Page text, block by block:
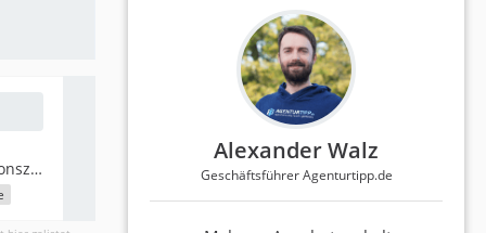
Zuverlässigkeit & Reaktionszeit
Alexander Walz
Geschäftsführer Agenturtipp.de